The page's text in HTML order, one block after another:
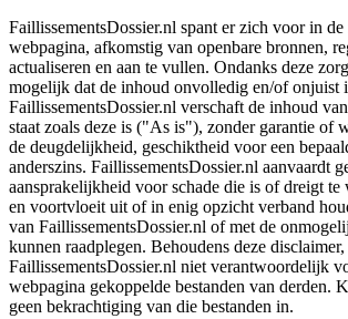
FaillissementsDossier.nl spant er zich voor in
webpagina, afkomstig van openbare bronnen,
actualiseren en aan te vullen. Ondanks deze
mogelijk dat de inhoud onvolledig en/of onjuist
FaillissementsDossier.nl verschaft de inhoud
staat zoals deze is ("As is"), zonder garantie of
de deugdelijkheid, geschiktheid voor een
anderszins. FaillissementsDossier.nl aanvaardt
aansprakelijkheid voor schade die is of dreigt te
en voortvloeit uit of in enig opzicht verband
van FaillissementsDossier.nl of met de
kunnen raadplegen. Behoudens deze disclaimer,
FaillissementsDossier.nl niet verantwoordelijk
webpagina gekoppelde bestanden van derden.
geen bekrachtiging van die bestanden in.